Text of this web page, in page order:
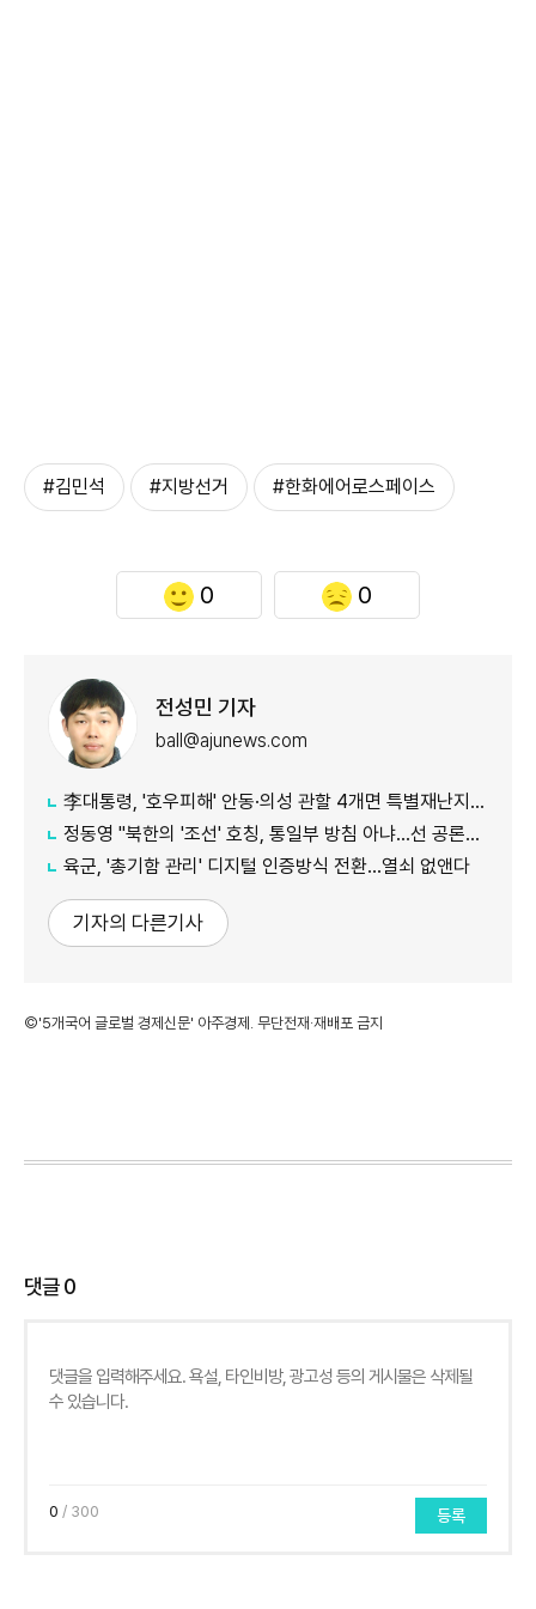
#김민석 #지방선거 #한화에어로스페이스
0 0
전성민 기자
ball@ajunews.com
李대통령, '호우피해' 안동·의성 관할 4개면 특별재난지역 선포
정동영 "북한의 '조선' 호칭, 통일부 방침 아냐...선 공론화 먼저"
육군, '총기함 관리' 디지털 인증방식 전환…열쇠 없앤다
기자의 다른기사
©'5개국어 글로벌 경제신문' 아주경제. 무단전재·재배포 금지
댓글0
0 / 300 등록